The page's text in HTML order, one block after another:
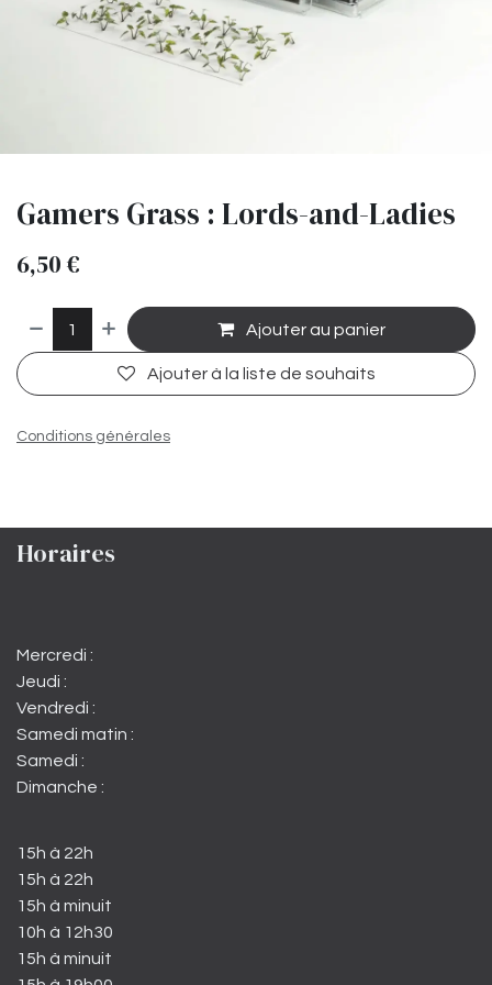
Gamers Grass : Lords-and-Ladies
6,50 €
Ajouter au panier
Ajouter à la liste de souhaits
Conditions générales
Horaires
Mercredi :
Jeudi :
Vendredi :
Samedi matin :
Samedi :
Dimanche :
15h à 22h
15h à 22h
15h à minuit
10h à 12h30
15h à minuit